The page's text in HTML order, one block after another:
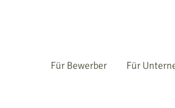
Für Bewerber Für